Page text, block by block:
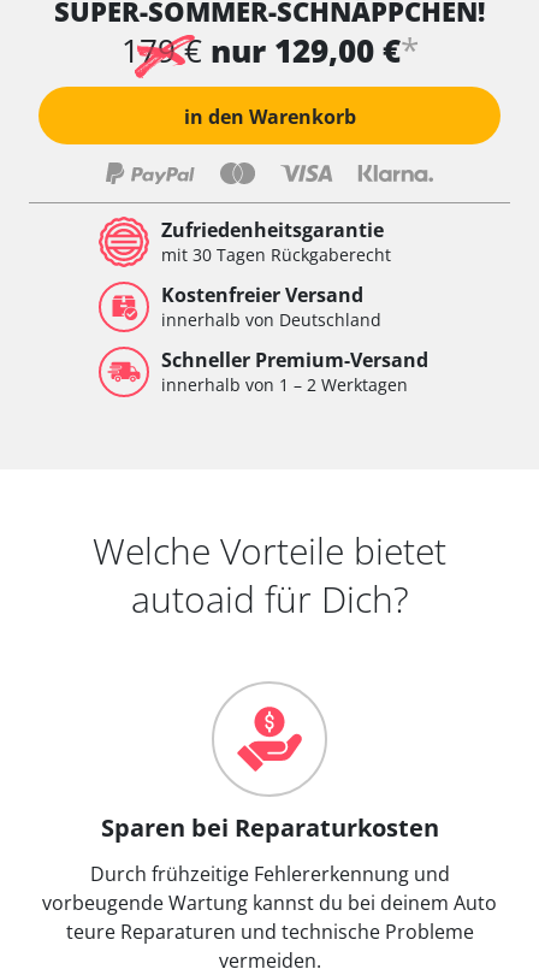
SUPER-SOMMER-SCHNÄPPCHEN!
179 € nur 129,00 €*
in den Warenkorb
Zufriedenheitsgarantie
mit 30 Tagen Rückgaberecht
Kostenfreier Versand
innerhalb von Deutschland
Schneller Premium-Versand
innerhalb von 1 – 2 Werktagen
Welche Vorteile bietet
autoaid für Dich?
Sparen bei Reparaturkosten
Durch frühzeitige Fehlererkennung und
vorbeugende Wartung kannst du bei deinem Auto
teure Reparaturen und technische Probleme
vermeiden.